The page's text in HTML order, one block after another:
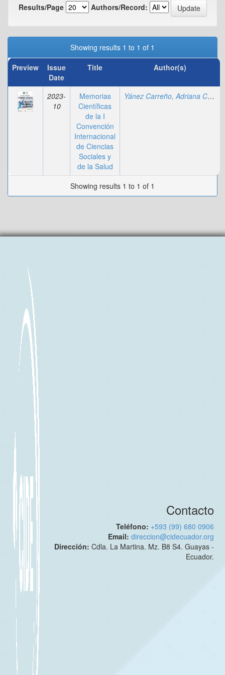
Results/Page
Authors/Record:
Showing results 1 to 1 of 1
Preview
Issue
Date
Title Author(s)
2023-
10
Memorias
Científicas
de la I
Convención
Internacional
de Ciencias
Sociales y
de la Salud
Yánez Carreño, Adriana Carolina
Showing results 1 to 1 of 1
Contacto
Teléfono: +593 (99) 680 0906
Email:direccion@cidecuador.org
Dirección:Cdla. La Martina. Mz. B8 S4. Guayas -
Ecuador.